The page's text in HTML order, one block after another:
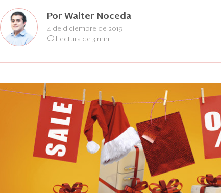
Por Walter Noceda
4 de diciembre de 2019
Lectura de 3 min